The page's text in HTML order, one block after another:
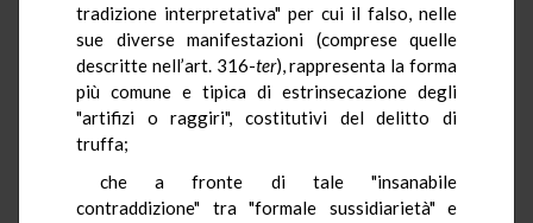
tradizione interpretativa" per cui il falso, nelle
sue diverse manifestazioni (comprese quelle
descritte nell’art. 316-ter), rappresenta la forma
più comune e tipica di estrinsecazione degli
"artifizi o raggiri", costitutivi del delitto di
truffa;
che a fronte di tale "insanabile
contraddizione" tra "formale sussidiarietà" e